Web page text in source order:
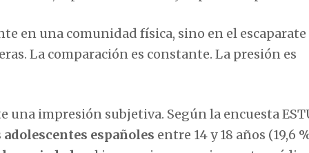
en una comunidad física, sino en el
La comparación es constante. La presión es
una impresión subjetiva. Según la encuesta
adolescentes españoles entre 14 y 18 años (19,6